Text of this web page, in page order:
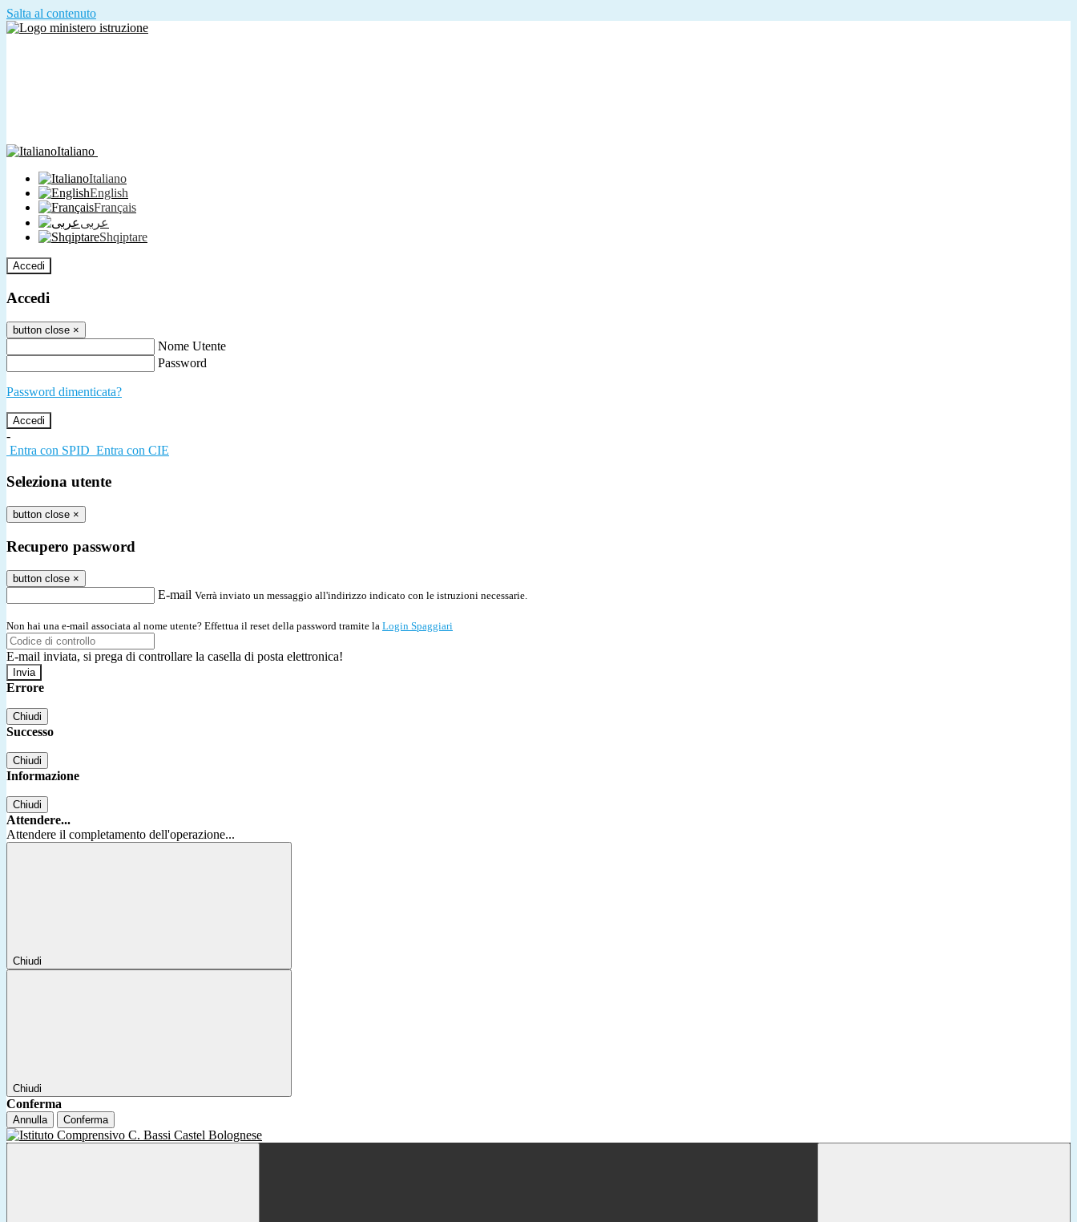
Salta al contenuto
Italiano
Italiano
English
Français
عربى
Shqiptare
Accedi
Accedi
button close ×
Nome Utente
Password
Password dimenticata?
-
Entra con SPID Entra con CIE
Seleziona utente
button close ×
Recupero password
button close ×
E-mail Verrà inviato un messaggio all'indirizzo indicato con le istruzioni necessarie.
Non hai una e-mail associata al nome utente? Effettua il reset della password tramite la Login Spaggiari
E-mail inviata, si prega di controllare la casella di posta elettronica!
Errore
Chiudi
Successo
Chiudi
Informazione
Chiudi
Attendere...
Attendere il completamento dell'operazione...
Chiudi
Chiudi
Conferma
Annulla Conferma